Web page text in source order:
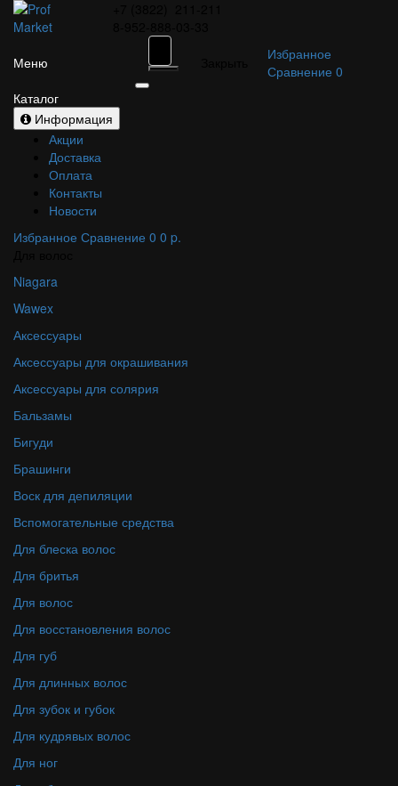
Меню
Избранное
Сравнение 0
Каталог
Информация
Акции
Доставка
Оплата
Контакты
Новости
Избранное Сравнение 0 0 p.
Niagara
Wawex
Аксессуары
Аксессуары для окрашивания
Аксессуары для солярия
Бальзамы
Бигуди
Брашинги
Воск для депиляции
Вспомогательные средства
Для блеска волос
Для бритья
Для волос
Для восстановления волос
Для губ
Для длинных волос
Для зубок и губок
Для кудрявых волос
Для ног